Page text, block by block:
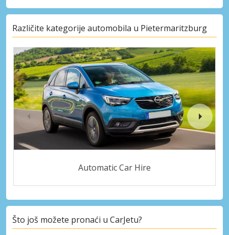
Različite kategorije automobila u Pietermaritzburg
Automatic Car Hire
Što još možete pronaći u CarJetu?